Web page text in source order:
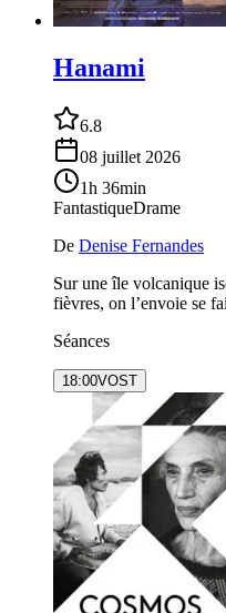
Hanami
6.8
08 juillet 2026
1h 36min
FantastiqueDrame
De Denise Fernandes
Sur une île volcanique
fièvres, on l’envoie se
Séances
18:00VOST